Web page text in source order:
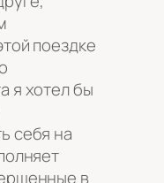
поездке
я хотел бы
себя на
в